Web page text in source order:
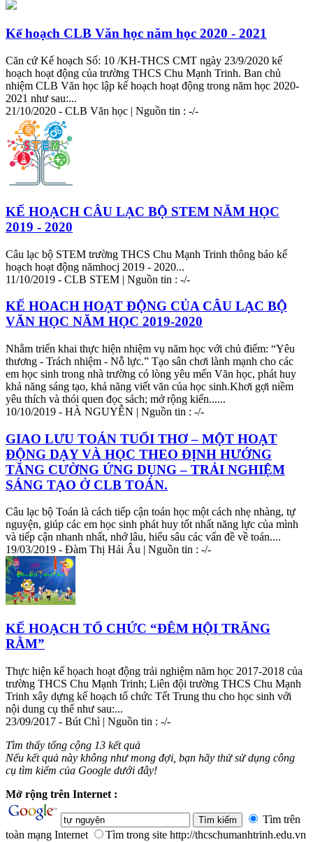
Kế hoạch CLB Văn học năm học 2020 - 2021
Căn cứ Kế hoạch Số: 10 /KH-THCS CMT ngày 23/9/2020 kế
hoạch hoạt động của trường THCS Chu Mạnh Trinh. Ban chủ
nhiệm CLB Văn học lập kế hoạch hoạt động trong năm học 2020-
2021 như sau:...
21/10/2020 - CLB Văn học | Nguồn tin : -/-
KẾ HOẠCH CÂU LẠC BỘ STEM NĂM HỌC
2019 - 2020
Câu lạc bộ STEM trường THCS Chu Mạnh Trinh thông báo kế
hoạch hoạt động nămhocj 2019 - 2020...
11/10/2019 - CLB STEM | Nguồn tin : -/-
KẾ HOACH HOẠT ĐỘNG CỦA CÂU LẠC BỘ
VĂN HỌC NĂM HỌC 2019-2020
Nhằm triển khai thực hiện nhiệm vụ năm học với chủ điểm: “Yêu
thương - Trách nhiệm - Nỗ lực.” Tạo sân chơi lành mạnh cho các
em học sinh trong nhà trường có lòng yêu mến Văn học, phát huy
khả năng sáng tạo, khả năng viết văn của học sinh.Khơi gợi niềm
yêu thích và thói quen đọc sách; mở rộng kiến......
10/10/2019 - HÀ NGUYỄN | Nguồn tin : -/-
GIAO LƯU TOÁN TUỔI THƠ – MỘT HOẠT
ĐỘNG DẠY VÀ HỌC THEO ĐỊNH HƯỚNG
TĂNG CƯỜNG ỨNG DỤNG – TRẢI NGHIỆM
SÁNG TẠO Ở CLB TOÁN.
Câu lạc bộ Toán là cách tiếp cận toán học một cách nhẹ nhàng, tự
nguyện, giúp các em học sinh phát huy tốt nhất năng lực của mình
và tiếp cận nhanh nhất, nhớ lâu, hiểu sâu các vấn đề về toán....
19/03/2019 - Đàm Thị Hải Âu | Nguồn tin : -/-
KẾ HOẠCH TỔ CHỨC “ĐÊM HỘI TRĂNG
RẰM”
Thực hiện kế họach hoạt động trải nghiệm năm học 2017-2018 của
trường THCS Chu Mạnh Trinh; Liên đội trường THCS Chu Mạnh
Trinh xây dựng kế hoạch tổ chức Tết Trung thu cho học sinh với
nội dung cụ thể như sau:...
23/09/2017 - Bút Chì | Nguồn tin : -/-
Tìm thấy tổng cộng 13 kết quả
Nếu kết quả này không như mong đợi, bạn hãy thử sử dụng công
cụ tìm kiếm của Google dưới đây!
Mở rộng trên Internet :
Tìm trên
toàn mạng Internet
Tìm trong site http://thcschumanhtrinh.edu.vn